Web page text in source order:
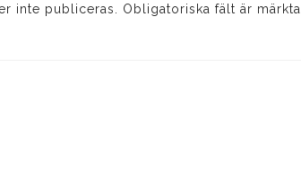
inte publiceras. Obligatoriska fält är märkta